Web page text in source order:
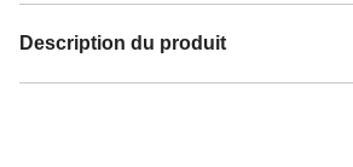
Description du produit